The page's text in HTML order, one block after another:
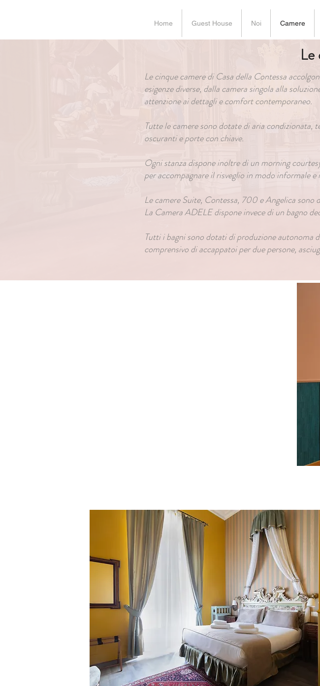
Home Guest House Noi Camere
Le
Le cinque camere di Casa della Contessa
esigenze diverse, dalla camera singola alla
attenzione ai dettagli e comfort contemporaneo.
Tutte le camere sono dotate di aria
oscuranti e porte con chiave.
Ogni stanza dispone inoltre di un morning
per accompagnare il risveglio in modo informale e
Le camere Suite, Contessa, 700 e Angelica sono
La Camera ADELE dispone invece di un bagno
Tutti i bagni sono dotati di produzione autonoma
comprensivo di accappatoi per due persone,